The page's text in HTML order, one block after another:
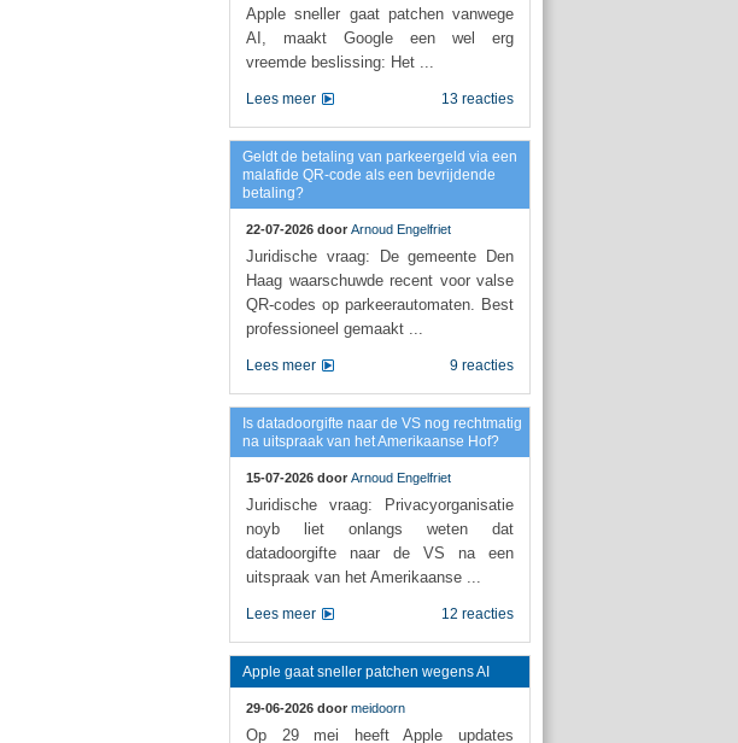
Apple sneller gaat patchen vanwege
AI, maakt Google een wel erg
vreemde beslissing: Het ...
13 reacties
Lees meer
Geldt de betaling van parkeergeld via een
malafide QR-code als een bevrijdende
betaling?
22-07-2026 door Arnoud Engelfriet
Juridische vraag: De gemeente Den
Haag waarschuwde recent voor valse
QR-codes op parkeerautomaten. Best
professioneel gemaakt ...
9 reacties
Lees meer
Is datadoorgifte naar de VS nog rechtmatig
na uitspraak van het Amerikaanse Hof?
15-07-2026 door Arnoud Engelfriet
Juridische vraag: Privacyorganisatie
noyb liet onlangs weten dat
datadoorgifte naar de VS na een
uitspraak van het Amerikaanse ...
12 reacties
Lees meer
Apple gaat sneller patchen wegens AI
29-06-2026 door meidoorn
Op 29 mei heeft Apple updates